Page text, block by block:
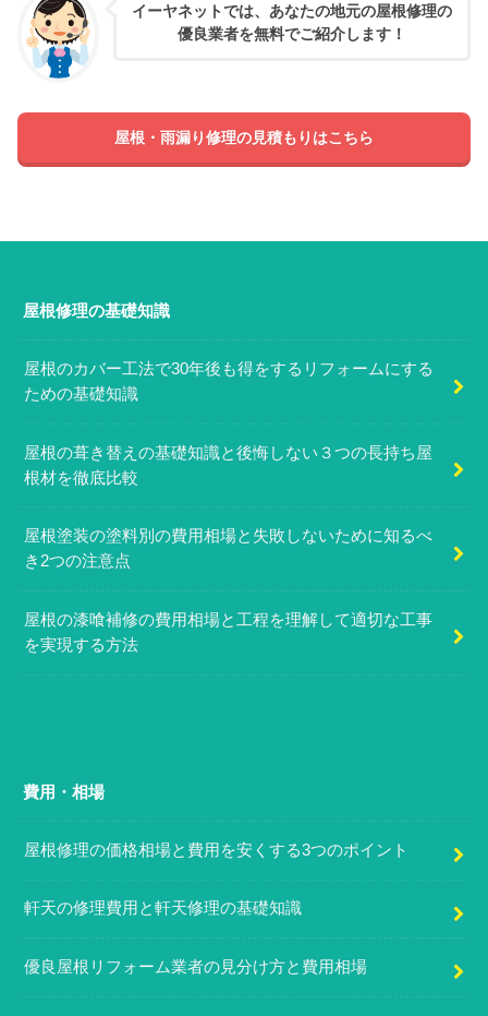
イーヤネットでは、あなたの地元の屋根修理の
優良業者を無料でご紹介します！
屋根・雨漏り修理の見積もりはこちら
屋根修理の基礎知識
屋根のカバー工法で30年後も得をするリフォームにする
ための基礎知識
屋根の葺き替えの基礎知識と後悔しない３つの長持ち屋
根材を徹底比較
屋根塗装の塗料別の費用相場と失敗しないために知るべ
き2つの注意点
屋根の漆喰補修の費用相場と工程を理解して適切な工事
を実現する方法
費用・相場
屋根修理の価格相場と費用を安くする3つのポイント
軒天の修理費用と軒天修理の基礎知識
優良屋根リフォーム業者の見分け方と費用相場